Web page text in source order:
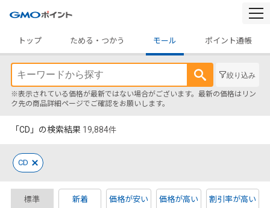
トップ
ためる・つかう モール ポイント通帳
絞り込み
※表示されている価格が最新ではない場合がございます。最新の価格はリン
ク先の商品詳細ページでご確認をお願いします。
「CD」の検索結果 19,884件
CD
標準 新着 価格が安い 価格が高い 割引率が高い